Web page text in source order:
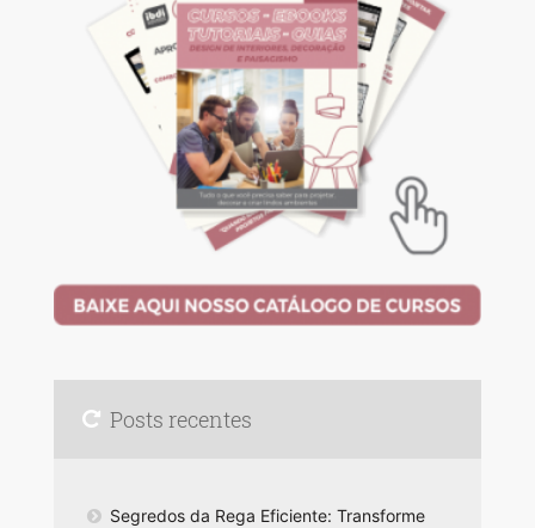
Posts recentes
Segredos da Rega Eficiente: Transforme